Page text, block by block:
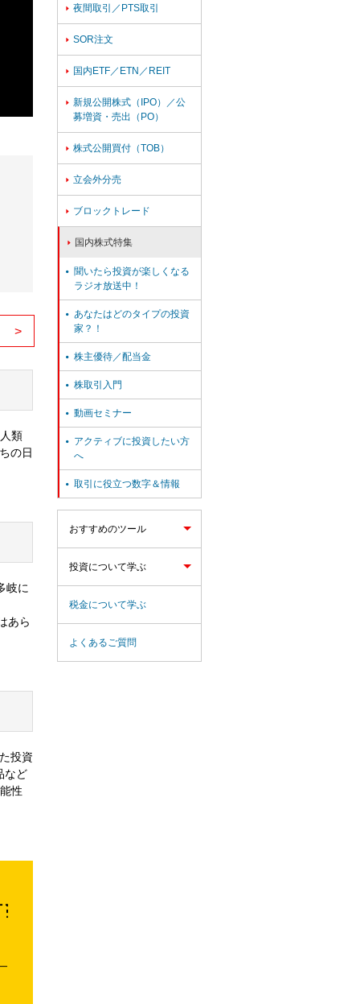
>
類
の日
岐に
あら
投資
など
性
 夜間取引／PTS取引
 SOR注文
 国内ETF／ETN／REIT
 新規公開株式（IPO）／公
募増資・売出（PO）
 株式公開買付（TOB）
 立会外分売
 ブロックトレード
 国内株式特集
 聞いたら投資が楽しくなる
ラジオ放送中！
 あなたはどのタイプの投資
家？！
 株主優待／配当金
 株取引入門
 動画セミナー
 アクティブに投資したい方
へ
 取引に役立つ数字＆情報
おすすめのツール
投資について学ぶ
税金について学ぶ
よくあるご質問